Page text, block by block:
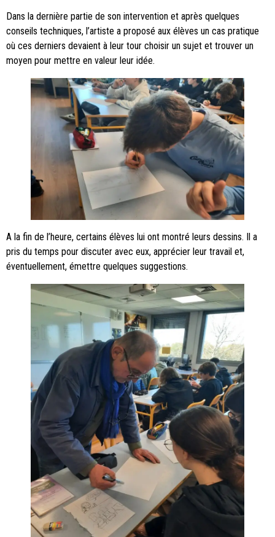
Dans la dernière partie de son intervention et après quelques
conseils techniques, l’artiste a proposé aux élèves un cas pratique
où ces derniers devaient à leur tour choisir un sujet et trouver un
moyen pour mettre en valeur leur idée.
A la fin de l’heure, certains élèves lui ont montré leurs dessins. Il a
pris du temps pour discuter avec eux, apprécier leur travail et,
éventuellement, émettre quelques suggestions.